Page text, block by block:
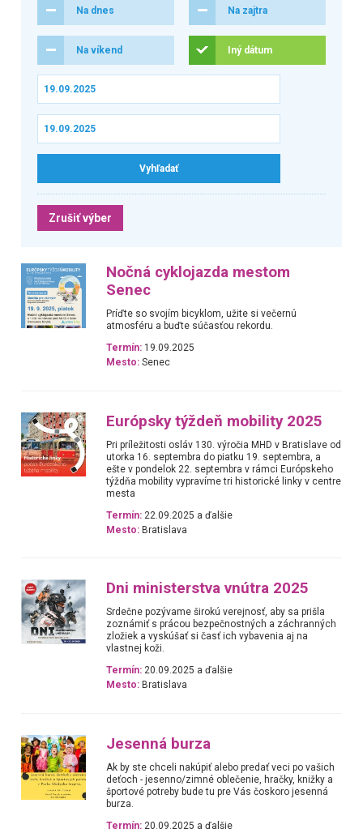
Na dnes Na zajtra
Na víkend Iný dátum
Zrušiť výber
Nočná cyklojazda mestom
Senec
Príďte so svojím bicyklom, užite si večernú
atmosféru a buďte súčasťou rekordu.
Termín: 19.09.2025
Mesto: Senec
Európsky týždeň mobility 2025
Pri príležitosti osláv 130. výročia MHD v Bratislave od
utorka 16. septembra do piatku 19. septembra, a
ešte v pondelok 22. septembra v rámci Európskeho
týždňa mobility vypravíme tri historické linky v centre
mesta
Termín: 22.09.2025 a ďalšie
Mesto: Bratislava
Dni ministerstva vnútra 2025
Srdečne pozývame širokú verejnosť, aby sa prišla
zoznámiť s prácou bezpečnostných a záchranných
zložiek a vyskúšať si časť ich vybavenia aj na
vlastnej koži.
Termín: 20.09.2025 a ďalšie
Mesto: Bratislava
Jesenná burza
Ak by ste chceli nakúpiť alebo predať veci po vašich
deťoch - jesenno/zimné oblečenie, hračky, knižky a
športové potreby bude tu pre Vás čoskoro jesenná
burza.
Termín: 20.09.2025 a ďalšie